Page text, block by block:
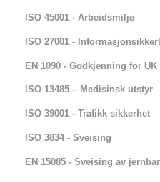
ISO 45001 - Arbeidsmiljø
ISO 27001 -
EN 1090 - Godkjenning for
ISO 13485 – Medisinsk utstyr
ISO 39001 - Trafikk sikkerhet
ISO 3834 - Sveising
EN 15085 - Sveising av